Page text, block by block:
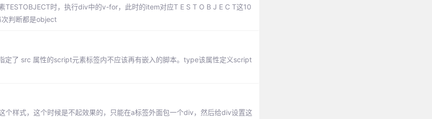
时，执行div中的v-for，此时的item对应T E S T O B J E C T这10
次判断都是object
定了 src 属性的script元素标签内不应该再有嵌入的脚本。type该属性定义script
样式，这个时候是不起效果的，只能在a标签外面包一个div，然后给div设置这